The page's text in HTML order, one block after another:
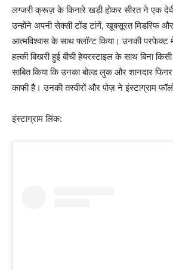
लग्जरी क्रूज़ के किनारे खड़ी होकर सीरत ने एक
उन्होंने अपनी सेक्सी टोंड टांगें, खूबसूरत मिडरिफ
आत्मविश्वास के साथ फ्लॉन्ट किया। उनकी
हल्की बिखरी हुई बीची हेयरस्टाइल के साथ बिना
साबित किया कि उनका बोल्ड लुक और शानदार
काफी है। उनकी तस्वीरों और पोज़ ने इंस्टाग्राम
इंस्टाग्राम लिंक: